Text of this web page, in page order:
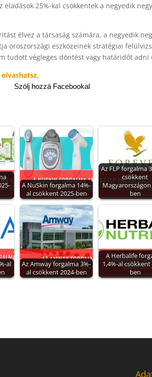
25%-kal csökkentek a negyedik
élvez a társaság számára, a negyedik
oroszországi eszközeinek stratégiai
tudott végleges döntést vagy határidőt adni
olvashatsz.
Szólj hozzá Facebookal
A NuSkin forgalma 14%-
al csökkent 2025-ben
Az FLP forgalma
csökkent
Magyarországon
ben
al
Az Amway forgalma 3%-
al csökkent 2024-ben
A Herbalife
1,4%-al csökkent
ben